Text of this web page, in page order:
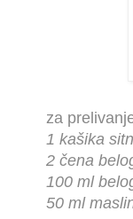
za
1 kašika
2 čena
100 ml
50 ml